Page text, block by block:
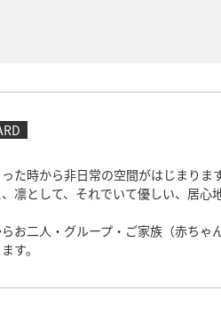
た時から非日常の空間がはじまり
凛として、それでいて優しい、居心
お二人・グループ・ご家族（赤ち
す。